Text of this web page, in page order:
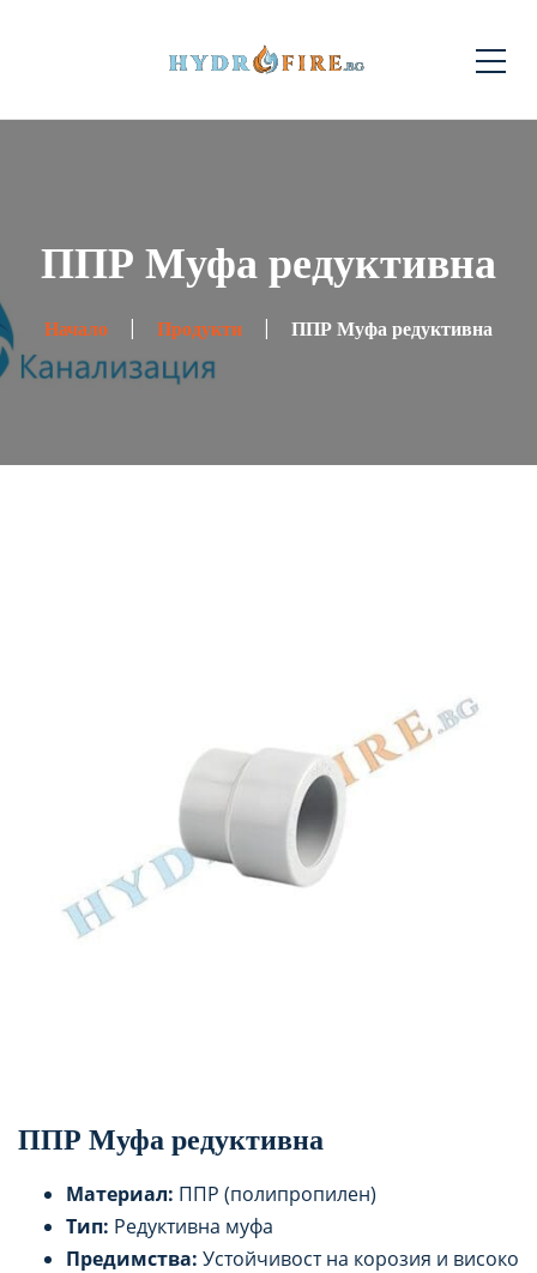
ППР Муфа редуктивна
Начало Продукти ППР Муфа редуктивна
ППР Муфа редуктивна
Материал: ППР (полипропилен)
Тип: Редуктивна муфа
Предимства: Устойчивост на корозия и високо